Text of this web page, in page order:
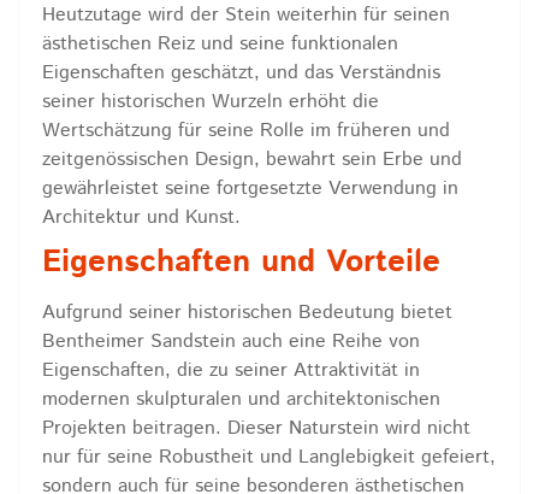
Heutzutage wird der Stein weiterhin für seinen
ästhetischen Reiz und seine funktionalen
Eigenschaften geschätzt, und das Verständnis
seiner historischen Wurzeln erhöht die
Wertschätzung für seine Rolle im früheren und
zeitgenössischen Design, bewahrt sein Erbe und
gewährleistet seine fortgesetzte Verwendung in
Architektur und Kunst.
Eigenschaften und Vorteile
Aufgrund seiner historischen Bedeutung bietet
Bentheimer Sandstein auch eine Reihe von
Eigenschaften, die zu seiner Attraktivität in
modernen skulpturalen und architektonischen
Projekten beitragen. Dieser Naturstein wird nicht
nur für seine Robustheit und Langlebigkeit gefeiert,
sondern auch für seine besonderen ästhetischen